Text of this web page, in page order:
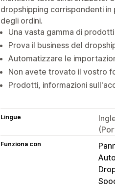
dropshipping corrispondenti
degli ordini.
Una vasta gamma di
Prova il business del
Automatizzare le
Non avete trovato il vostro
Prodotti, informazioni
Lingue
Funziona con